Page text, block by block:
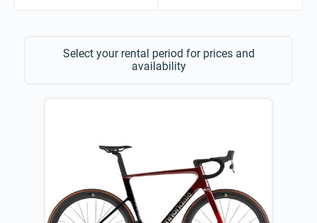
Select your rental period for prices and
availability